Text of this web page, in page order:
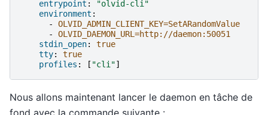
entrypoint :
"olvid-cli"
environment :
-
OLVID_ADMIN_CLIENT_KEY=SetARandomValue
-
OLVID_DAEMON_URL=http://daemon:50051
stdin_open:
true
tty:
true
profiles : [ "cli"]
Nous allons maintenant lancer le daemon en tâche de
fond avec la commande suivante :